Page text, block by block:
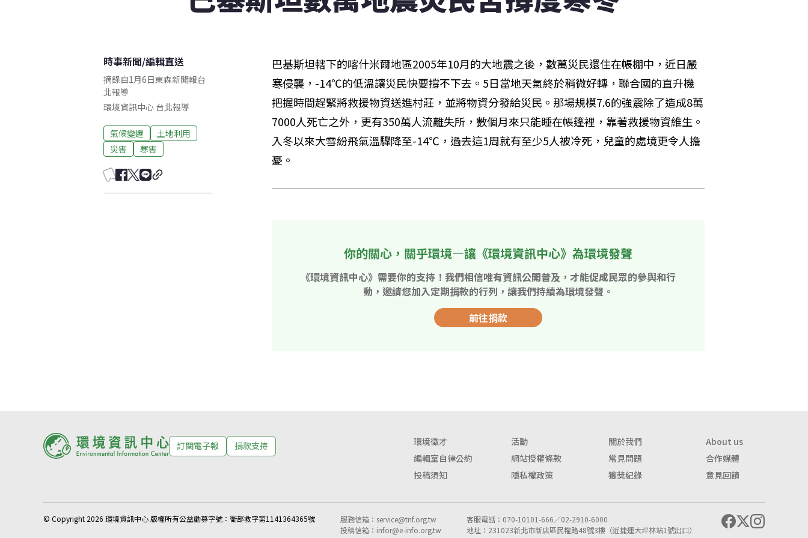
時事新聞/編輯直送
摘錄自1月6日東森新聞報台
北報導
環境資訊中心 台北報導
氣候變遷
土地利用
災害
寒害
巴基斯坦轄下的喀什米爾地區2005年10月的大地震之後，數萬災民還住在帳棚中，近日嚴
寒侵襲，-14℃的低溫讓災民快要撐不下去。5日當地天氣終於稍微好轉，聯合國的直升機
把握時間趕緊將救援物資送進村莊，並將物資分發給災民。那場規模7.6的強震除了造成8萬
7000人死亡之外，更有350萬人流離失所，數個月來只能睡在帳篷裡，靠著救援物資維生。
入冬以來大雪紛飛氣溫驟降至-14℃，過去這1周就有至少5人被冷死，兒童的處境更令人擔
憂。
你的關心，關乎環境—讓《環境資訊中心》為環境發聲
《環境資訊中心》需要你的支持！我們相信唯有資訊公開普及，才能促成民眾的參與和行
動，邀請您加入定期捐款的行列，讓我們持續為環境發聲。
前往捐款
訂閱電子報 捐款支持 環境徵才 活動 關於我們
About us
編輯室自律公約
網站授權條款 常見問題
合作媒體
投稿須知
隱私權政策 獲獎紀錄 意見回饋
© Copyright 2026 環境資訊中心 版權所有公益勸募字號： 衛部救字第1141364365號 服務信箱： service@tnf.org.tw
投稿信箱： infor@e-info.org.tw
客服電話：070-10101-666／02-2910-6000
地址：231023新北市新店區民權路48號3樓（近捷運大坪林站1號出口）